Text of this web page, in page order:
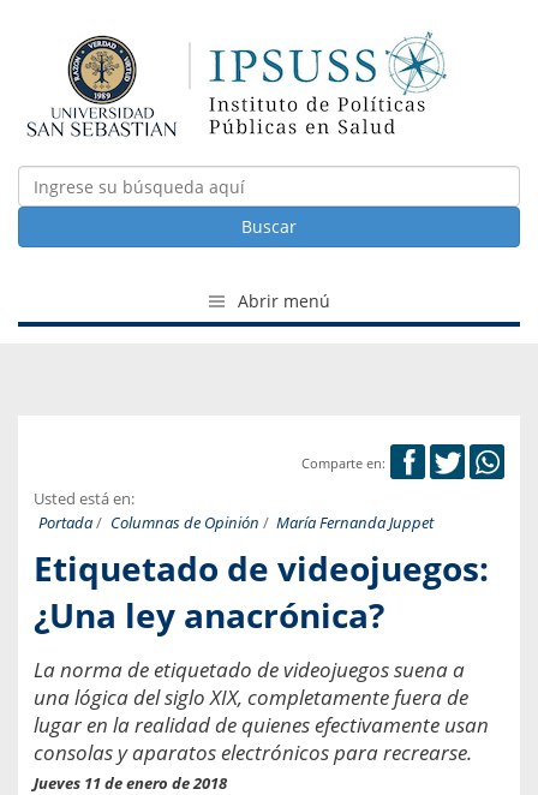
Buscar
Abrir menú
Comparte en:
Usted está en:
Portada/ Columnas de Opinión / María Fernanda Juppet
Etiquetado de videojuegos:
¿Una ley anacrónica?
La norma de etiquetado de videojuegos suena a
una lógica del siglo XIX, completamente fuera de
lugar en la realidad de quienes efectivamente usan
consolas y aparatos electrónicos para recrearse.
Jueves 11 de enero de 2018